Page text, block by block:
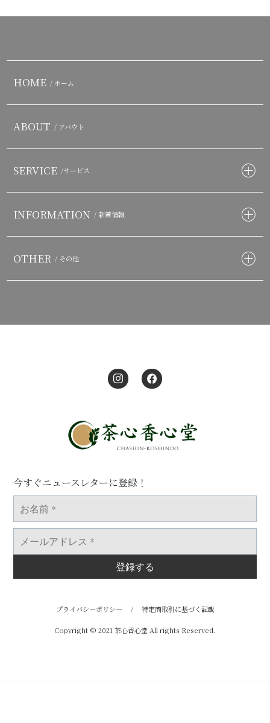
HOME / ホーム
ABOUT / アバウト
SERVICE /サービス
INFORMATION / 新着情報
OTHER / その他
今すぐニュースレターに登録！
お
*
メ
ア
ス
プライバシーポリシー / 特定商取引に基づく記載
Copyright © 2021 茶心香心堂 All rights Reserved.